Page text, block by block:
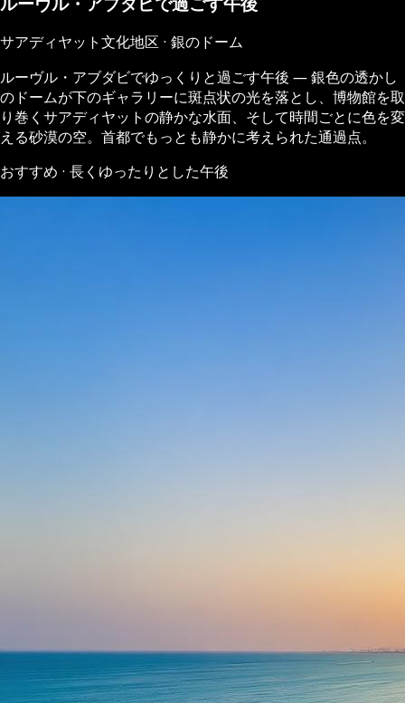
サアディヤット文化地区 · 銀のドーム
ルーヴル・アブダビでゆっくりと過ごす午後 ― 銀色の透かし
のドームが下のギャラリーに斑点状の光を落とし、博物館を取
り巻くサアディヤットの静かな水面、そして時間ごとに色を変
える砂漠の空。首都でもっとも静かに考えられた通過点。
おすすめ · 長くゆったりとした午後